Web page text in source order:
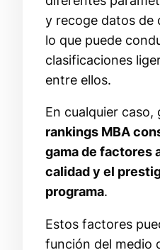
y recoge datos de
lo que puede
clasificaciones
entre ellos.
En cualquier caso,
rankings MBA
gama de factores
calidad y el
programa.
Estos factores
función del medio